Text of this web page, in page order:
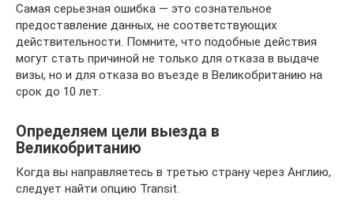
Самая серьезная ошибка — это сознательное
предоставление данных, не соответствующих
действительности. Помните, что подобные действия
могут стать причиной не только для отказа в выдаче
визы, но и для отказа во въезде в Великобританию на
срок до 10 лет.
Определяем цели выезда в
Великобританию
Когда вы направляетесь в третью страну через Англию,
следует найти опцию Transit.